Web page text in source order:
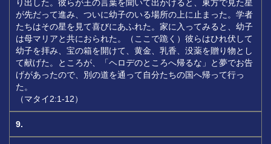
り出した。彼らが王の言葉を聞いて出かけると、東方で見た星
が先だって進み、ついに幼子のいる場所の上に止まった。学者
たちはその星を見て喜びにあふれた。家に入ってみると、幼子
は母マリアと共におられた。（ここで跪く）彼らはひれ伏して
幼子を拝み、宝の箱を開けて、黄金、乳香、没薬を贈り物とし
て献げた。ところが、「ヘロデのところへ帰るな」と夢でお告
げがあったので、別の道を通って自分たちの国へ帰って行っ
た。
（マタイ2:1-12）
9.